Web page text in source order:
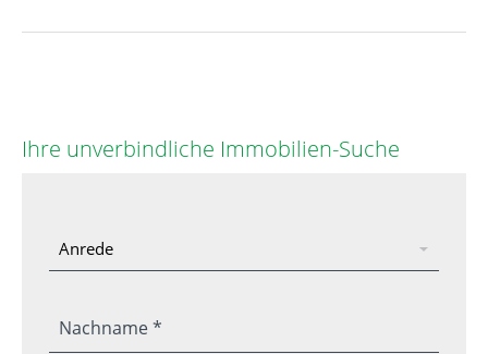
Ihre unverbindliche Immobilien-Suche
Nachname *